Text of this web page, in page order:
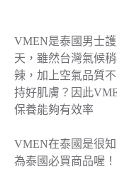
VMEN是泰國男士
天，雖然台灣氣候
辣，加上空氣品質
持好肌膚？因此
保養能夠有效率
VMEN在泰國是很
為泰國必買商品喔